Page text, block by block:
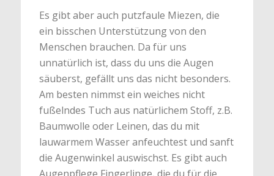
Es gibt aber auch putzfaule Miezen, die
ein bisschen Unterstützung von den
Menschen brauchen. Da für uns
unnatürlich ist, dass du uns die Augen
säuberst, gefällt uns das nicht besonders.
Am besten nimmst ein weiches nicht
fußelndes Tuch aus natürlichem Stoff, z.B.
Baumwolle oder Leinen, das du mit
lauwarmem Wasser anfeuchtest und sanft
die Augenwinkel auswischst. Es gibt auch
Augenpflege Fingerlinge, die du für die